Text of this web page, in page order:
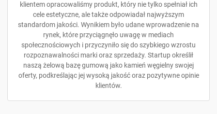
klientem opracowaliśmy produkt, który nie tylko spełniał ich
cele estetyczne, ale także odpowiadał najwyższym
standardom jakości. Wynikiem było udane wprowadzenie na
rynek, które przyciągnęło uwagę w mediach
społecznościowych i przyczyniło się do szybkiego wzrostu
rozpoznawalności marki oraz sprzedaży. Startup określił
naszą żelową bazę gumową jako kamień węgielny swojej
oferty, podkreślając jej wysoką jakość oraz pozytywne opinie
klientów.